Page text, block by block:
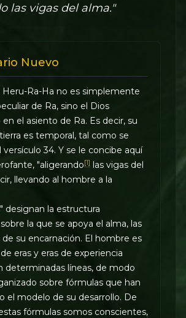
las vigas del alma."
Nuevo
Ra-Ha no es simplemente
de Ra, sino el Dios
el asiento de Ra. Es decir, su
es temporal, tal como se
versículo 34. Y se le concibe aquí
"aligerando[1] las vigas del
llevando al hombre a la
designan la estructura
la que se apoya el alma, las
su encarnación. El hombre es
eras y eras de experiencia
determinadas líneas, de modo
sobre fórmulas que han
el modelo de su desarrollo. De
fórmulas somos conscientes,